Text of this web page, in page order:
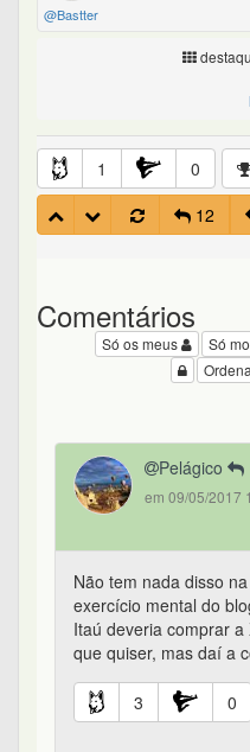
@Bastter
1 0
12
Comentários
Só
Só os meus
Pelágico
em 09/05/2017
Não tem nada disso
exercício mental do
Itaú deveria comprar a
que quiser, mas daí a
3 0